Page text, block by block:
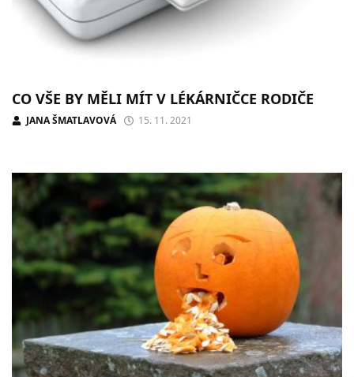
CO VŠE BY MĚLI MÍT V LÉKÁRNIČCE RODIČE
JANA ŠMATLAVOVÁ 15. 11. 2021